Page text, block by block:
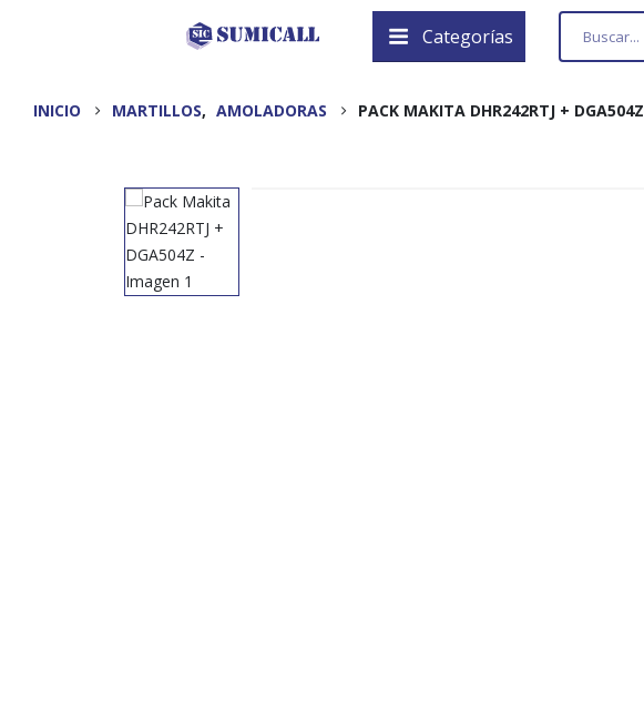
Categorías
INICIO MARTILLOS, AMOLADORAS PACK MAKITA DHR242RTJ + DGA504Z